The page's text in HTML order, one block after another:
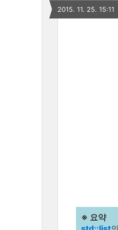
2015. 11. 25. 15:11
※ 요약